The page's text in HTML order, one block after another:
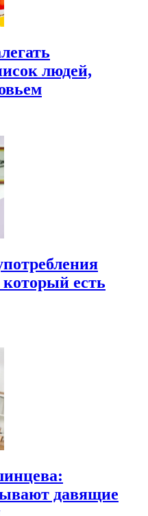
людей,
который есть
давящие